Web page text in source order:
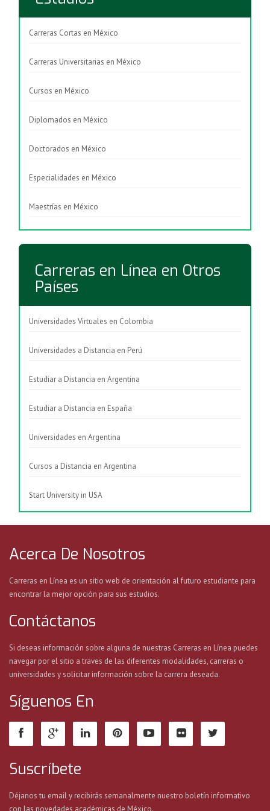
Carreras Cortas en México
Carreras Universitarias en México
Cursos en México
Diplomados en México
Doctorados en México
Especialidades en México
Maestrías en México
Carreras en Línea en Otros
Países
Universidades Virtuales en Colombia
Universidades a Distancia en Perú
Estudiar a Distancia en Argentina
Estudiar a Distancia en España
Universidades en Argentina
Cursos a Distancia en Argentina
Start University in USA
Acerca De Nosotros
Carreras en Línea es un sitio web de orientación al futuro estudiante para
encontrar la mejor opción para sus estudios.
Contáctanos
Si deseas información sobre alguna de nuestras Carreras en Línea puedes
navegar por el sitio a traves de las diferentes modalidades, carreras o
universidades y solicitar información sobre la carrera deseada.
Síguenos En
Suscríbete
Déjanos tu email y recibirás semanalmente nuestro boletín informativo
con las novedades académicas de México.